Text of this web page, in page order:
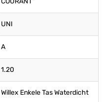
UNI
A
1.20
Willex Enkele Tas Waterdicht